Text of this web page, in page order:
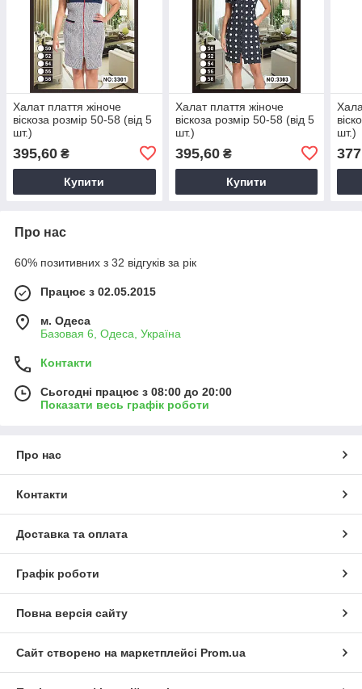
Халат плаття жіноче
віскоза розмір 50-58 (від 5
шт.)
395,60 ₴
Купити
Халат плаття жіноче
віскоза розмір 50-58 (від 5
шт.)
395,60₴
Купити
шт.)
Про нас
60% позитивних з 32 відгуків за рік
Працює з 02.05.2015
м. Одеса
Базовая 6, Одеса, Україна
Контакти
Сьогодні працює з 08:00 до 20:00
Показати весь графік роботи
Про нас
Контакти
Доставка та оплата
Графік роботи
Повна версія сайту
Сайт створено на маркетплейсі Prom.ua